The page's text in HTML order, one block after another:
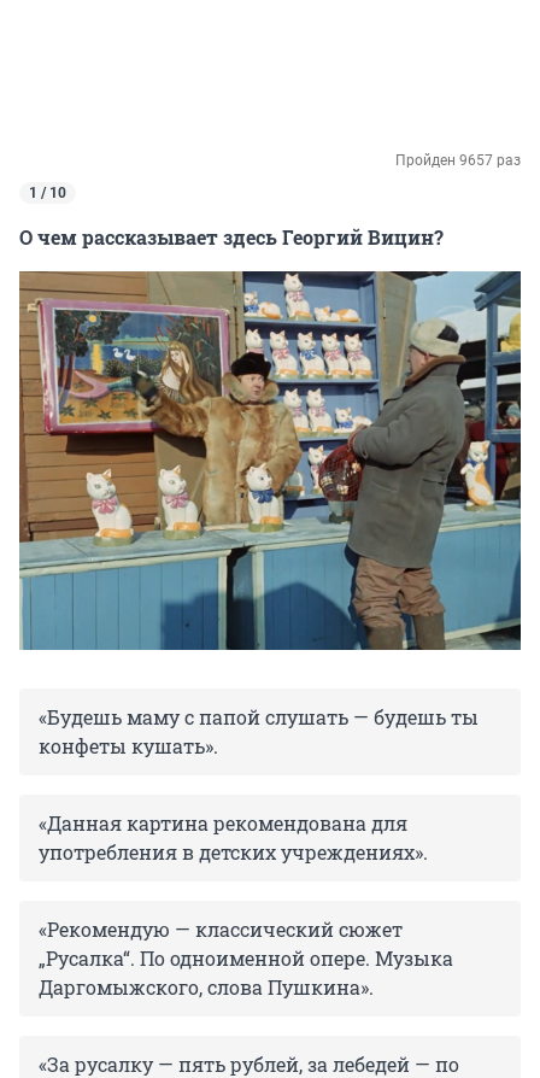
Пройден 9657 раз
1 / 10
О чем рассказывает здесь Георгий Вицин?
«Будешь маму с папой слушать — будешь ты
конфеты кушать».
«Данная картина рекомендована для
употребления в детских учреждениях».
«Рекомендую — классический сюжет
„Русалка“. По одноименной опере. Музыка
Даргомыжского, слова Пушкина».
«За русалку — пять рублей, за лебедей — по